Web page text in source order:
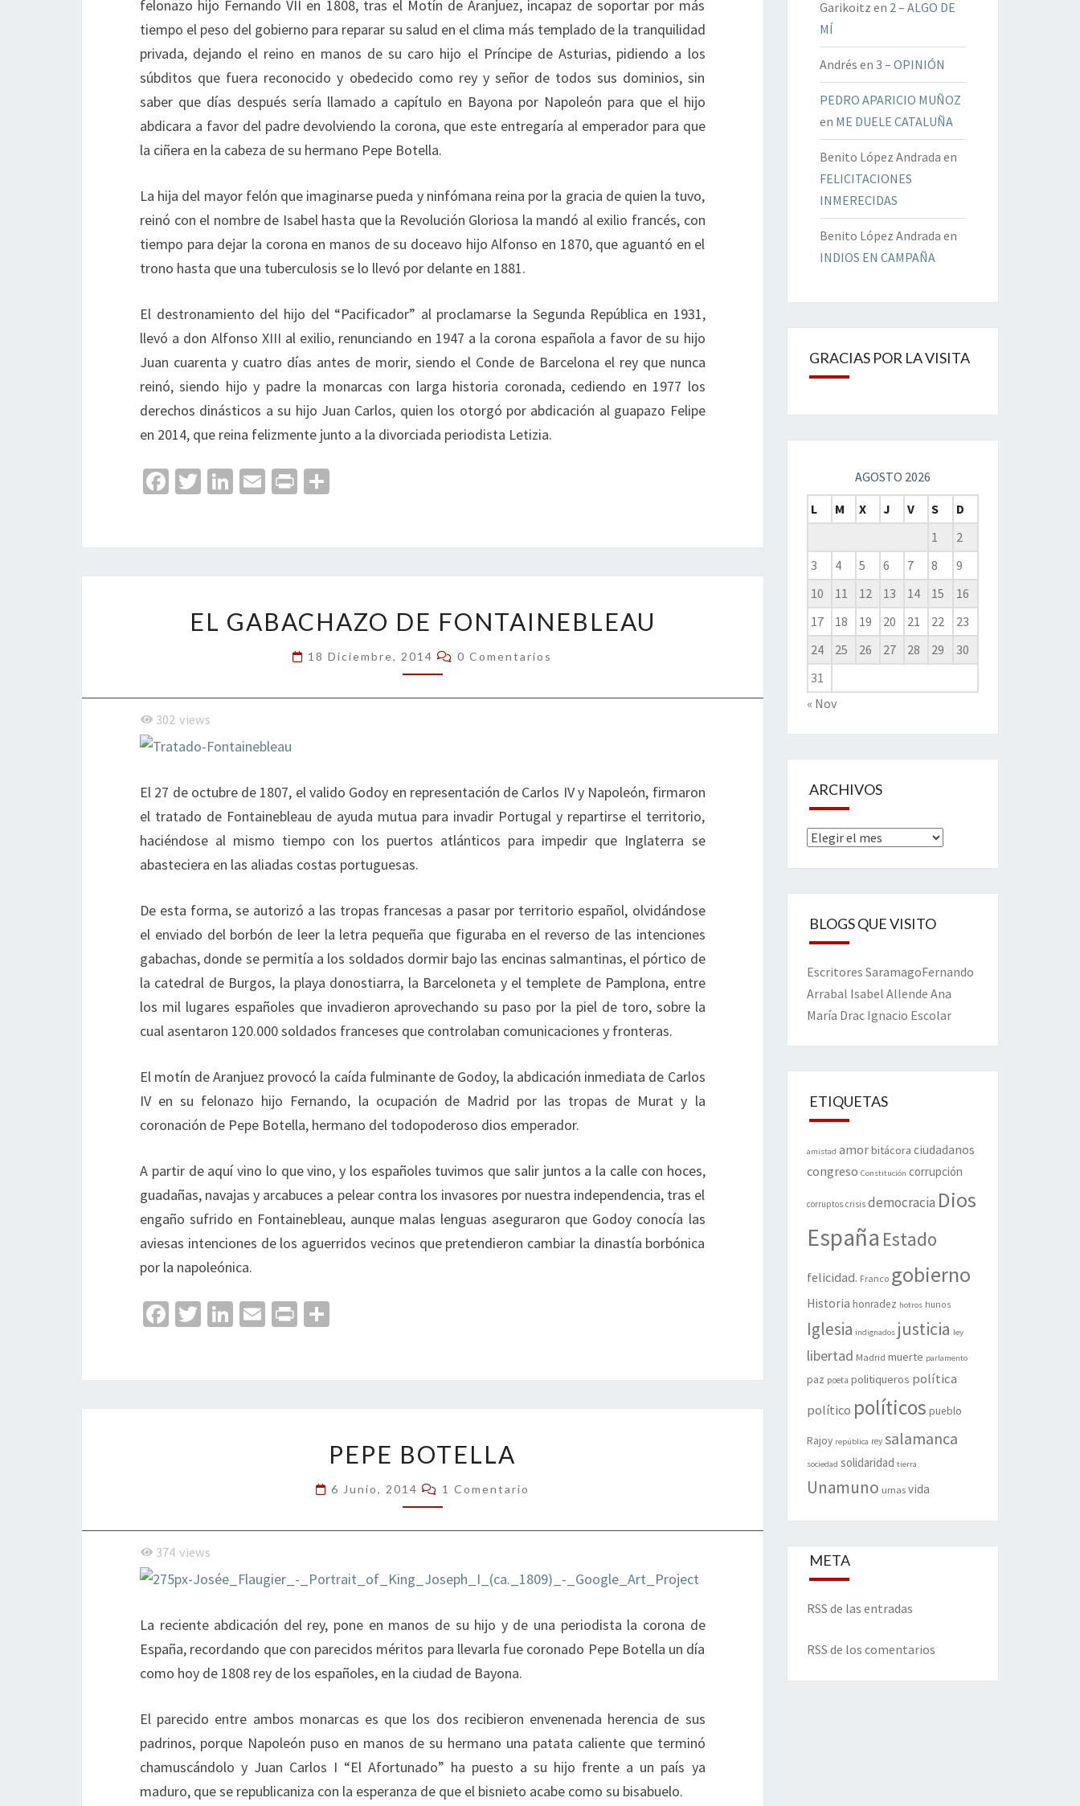
felonazo hijo Fernando VII en 1808, tras el Motín de Aranjuez, incapaz de soportar por más
tiempo el peso del gobierno para reparar su salud en el clima más templado de la tranquilidad
privada, dejando el reino en manos de su caro hijo el Príncipe de Asturias, pidiendo a los
súbditos que fuera reconocido y obedecido como rey y señor de todos sus dominios, sin
saber que días después sería llamado a capítulo en Bayona por Napoleón para que el hijo
abdicara a favor del padre devolviendo la corona, que este entregaría al emperador para que
la ciñera en la cabeza de su hermano Pepe Botella.
La hija del mayor felón que imaginarse pueda y ninfómana reina por la gracia de quien la tuvo,
reinó con el nombre de Isabel hasta que la Revolución Gloriosa la mandó al exilio francés, con
tiempo para dejar la corona en manos de su doceavo hijo Alfonso en 1870, que aguantó en el
trono hasta que una tuberculosis se lo llevó por delante en 1881.
El destronamiento del hijo del “Pacificador” al proclamarse la Segunda República en 1931,
llevó a don Alfonso XIII al exilio, renunciando en 1947 a la corona española a favor de su hijo
Juan cuarenta y cuatro días antes de morir, siendo el Conde de Barcelona el rey que nunca
reinó, siendo hijo y padre la monarcas con larga historia coronada, cediendo en 1977 los
derechos dinásticos a su hijo Juan Carlos, quien los otorgó por abdicación al guapazo Felipe
en 2014, que reina felizmente junto a la divorciada periodista Letizia.
Fa
o
T
Li
n
E
Pr
ar
tir
GABACHAZO
DE
FONTAINEBLEAU
EL GABACHAZO DE FONTAINEBLEAU
18 Diciembre, 2014 Comentarios
0 Comentarios
302 views
El 27 de octubre de 1807, el valido Godoy en representación de Carlos IV y Napoleón, firmaron
el tratado de Fontainebleau de ayuda mutua para invadir Portugal y repartirse el territorio,
haciéndose al mismo tiempo con los puertos atlánticos para impedir que Inglaterra se
abasteciera en las aliadas costas portuguesas.
De esta forma, se autorizó a las tropas francesas a pasar por territorio español, olvidándose
el enviado del borbón de leer la letra pequeña que figuraba en el reverso de las intenciones
gabachas, donde se permitía a los soldados dormir bajo las encinas salmantinas, el pórtico de
la catedral de Burgos, la playa donostiarra, la Barceloneta y el templete de Pamplona, entre
los mil lugares españoles que invadieron aprovechando su paso por la piel de toro, sobre la
cual asentaron 120.000 soldados franceses que controlaban comunicaciones y fronteras.
El motín de Aranjuez provocó la caída fulminante de Godoy, la abdicación inmediata de Carlos
IV en su felonazo hijo Fernando, la ocupación de Madrid por las tropas de Murat y la
coronación de Pepe Botella, hermano del todopoderoso dios emperador.
A partir de aquí vino lo que vino, y los españoles tuvimos que salir juntos a la calle con hoces,
guadañas, navajas y arcabuces a pelear contra los invasores por nuestra independencia, tras el
engaño sufrido en Fontainebleau, aunque malas lenguas aseguraron que Godoy conocía las
aviesas intenciones de los aguerridos vecinos que pretendieron cambiar la dinastía borbónica
por la napoleónica.
Fa
o
T
Li
n
E
Pr
ar
tir
BOTELLA
PEPE BOTELLA
6 Junio, 2014 Comentarios
1 Comentario
374 views
La reciente abdicación del rey, pone en manos de su hijo y de una periodista la corona de
España, recordando que con parecidos méritos para llevarla fue coronado Pepe Botella un día
como hoy de 1808 rey de los españoles, en la ciudad de Bayona.
El parecido entre ambos monarcas es que los dos recibieron envenenada herencia de sus
padrinos, porque Napoleón puso en manos de su hermano una patata caliente que terminó
chamuscándolo y Juan Carlos I “El Afortunado” ha puesto a su hijo frente a un país ya
maduro, que se republicaniza con la esperanza de que el bisnieto acabe como su bisabuelo.
Garikoitz en 2 – ALGO DE
MÍ
Andrés en 3 – OPINIÓN
PEDRO APARICIO MUÑOZ
en ME DUELE CATALUÑA
Benito López Andrada en
FELICITACIONES
INMERECIDAS
Benito López Andrada en
INDIOS EN CAMPAÑA
GRACIAS POR LA VISITA
AGOSTO 2026
L
M X J V S
D
1
2
3
4 5 6 7 8
9
10
11 12 13 14 15
16
17
18 19 20 21 22
23
24
25 26 27 28 29
30
31
« Nov
ARCHIVOS
Archivos
BLOGS QUE VISITO
Escritores SaramagoFernando
Arrabal Isabel Allende Ana
María Drac Ignacio Escolar
ETIQUETAS
amistad amorbitácora ciudadanos
congreso Constitución corrupción
corruptos crisis democracia Dios
España Estado
felicidad. Franco gobierno
Historia honradez hotros hunos
Iglesia indignados justicia ley
libertad Madrid muerte parlamento
paz poeta politiqueros política
político políticos pueblo
Rajoy república rey salamanca
sociedad solidaridad tierra
Unamuno urnas vida
META
RSS de las entradas
RSS de los comentarios